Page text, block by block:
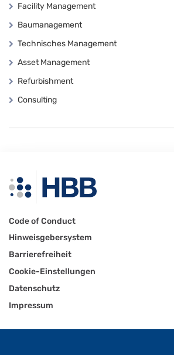
Facility Management
Baumanagement
Technisches Management
Asset Management
Refurbishment
Consulting
Code of Conduct
Hinweisgebersystem
Barrierefreiheit
Cookie-Einstellungen
Datenschutz
Impressum